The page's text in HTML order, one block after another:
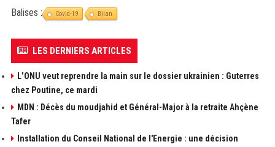
Balises : Covid-19 Bilan
LES DERNIERS ARTICLES
L’ONU veut reprendre la main sur le dossier ukrainien : Guterres
chez Poutine, ce mardi
MDN : Décès du moudjahid et Général-Major à la retraite Ahçène
Tafer
Installation du Conseil National de l'Energie : une décision